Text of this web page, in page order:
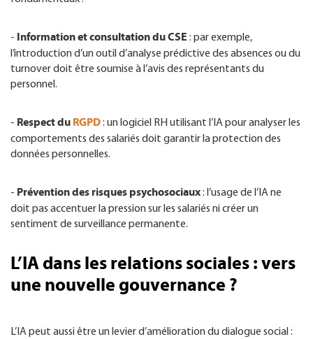
- Information et consultation du CSE : par exemple,
l’introduction d’un outil d’analyse prédictive des absences ou du
turnover doit être soumise à l’avis des représentants du
personnel.
- Respect du RGPD: un logiciel RH utilisant l’IA pour analyser les
comportements des salariés doit garantir la protection des
données personnelles.
- Prévention des risques psychosociaux: l’usage de l’IA ne
doit pas accentuer la pression sur les salariés ni créer un
sentiment de surveillance permanente.
L’IA dans les relations sociales : vers
une nouvelle gouvernance ?
L’IA peut aussi être un levier d’amélioration du dialogue social :